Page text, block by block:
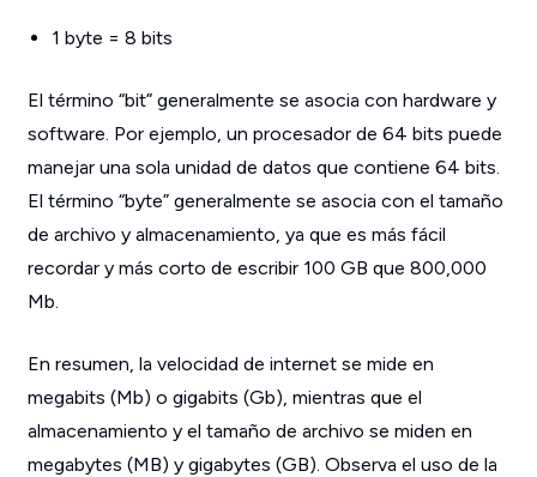
1 byte = 8 bits
El término “bit” generalmente se asocia con hardware y
software. Por ejemplo, un procesador de 64 bits puede
manejar una sola unidad de datos que contiene 64 bits.
El término “byte” generalmente se asocia con el tamaño
de archivo y almacenamiento, ya que es más fácil
recordar y más corto de escribir 100 GB que 800,000
Mb.
En resumen, la velocidad de internet se mide en
megabits (Mb) o gigabits (Gb), mientras que el
almacenamiento y el tamaño de archivo se miden en
megabytes (MB) y gigabytes (GB). Observa el uso de la